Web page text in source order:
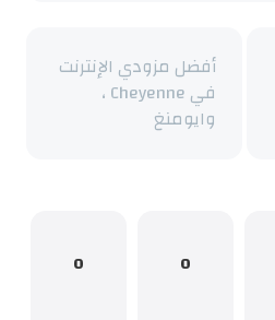
أفضل مزودي الإنترنت
في Cheyenne ،
وايومنغ
0
0